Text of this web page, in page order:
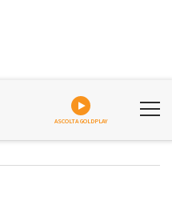
ASCOLTA GOLDPLAY